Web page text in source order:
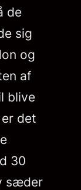
de
sig
og
af
blive
det
30
sæder